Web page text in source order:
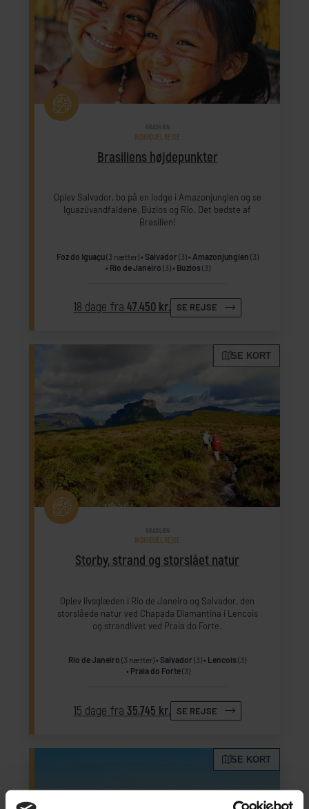
Brasiliens højdepunkter
BRASILIEN
INDIVIDUEL REJSE
Oplev Salvador, bo på en lodge i Amazonjunglen og se
Iguazúvandfaldene, Búzios og Rio. Det bedste af
Brasilien!
Foz do Iguaçu(3 nætter) Salvador (3) Amazonjunglen (3)
Rio de Janeiro (3) Búzios (3)
18 dage fra47.450 kr. SE REJSE
SE KORT
Storby, strand og storslået natur
BRASILIEN
INDIVIDUEL REJSE
Oplev livsglæden i Rio de Janeiro og Salvador, den
storslåede natur ved Chapada Diamantina i Lencois
og strandlivet ved Praia do Forte.
Rio de Janeiro (3 nætter) Salvador (3) Lencois (3)
Praia do Forte(3)
15 dage fra35.745 kr. SE REJSE
SE KORT